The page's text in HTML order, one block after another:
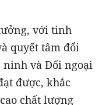
với tinh
quyết tâm đổi
ninh và Đối ngoại
được, khắc
chất lượng